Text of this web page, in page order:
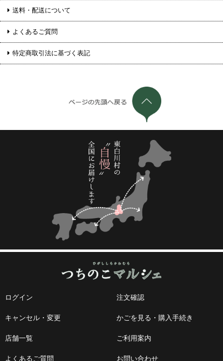
送料・配送について
よくあるご質問
特定商取引法に基づく表記
ログイン 注文確認
キャンセル・変更 かごを見る・購入手続き
店舗一覧 ご利用案内
よくあるご質問 お問い合わせ